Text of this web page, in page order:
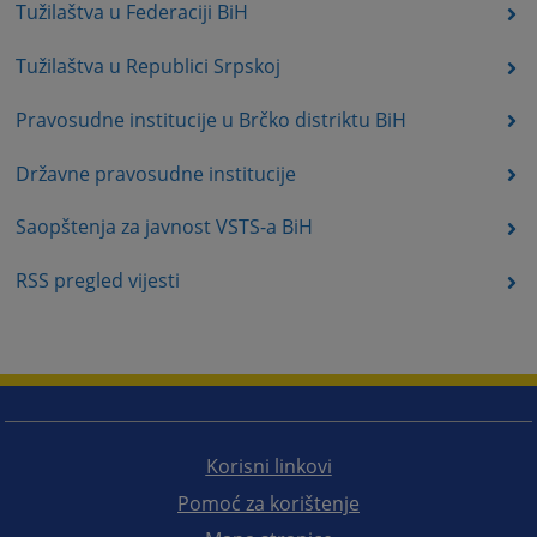
Tužilaštva u Federaciji BiH
Tužilaštva u Republici Srpskoj
Pravosudne institucije u Brčko distriktu BiH
Državne pravosudne institucije
Saopštenja za javnost VSTS-a BiH
RSS pregled vijesti
Korisni linkovi
Pomoć za korištenje